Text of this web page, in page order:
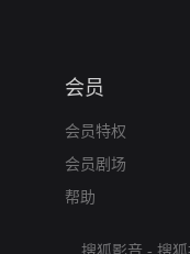
会员
会员特权
会员剧场
帮助